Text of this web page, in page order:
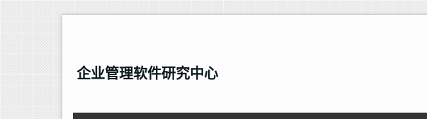
企业管理软件研究中心